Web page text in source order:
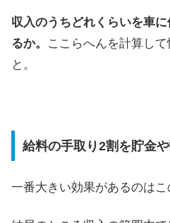
収入のうちどれくらいを車
るか。
ここらへんを計算し
と。
給料の手取り2割を貯金
一番大きい効果があるのはこ